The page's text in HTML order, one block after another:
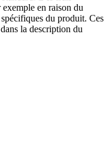
en raison du
du produit. Ces
la description du